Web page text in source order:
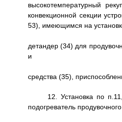
высокотемпературный
конвекционной секции
53), имеющимся на
детандер (34) для
и
средства (35),
12. Установка по
подогреватель продувочного